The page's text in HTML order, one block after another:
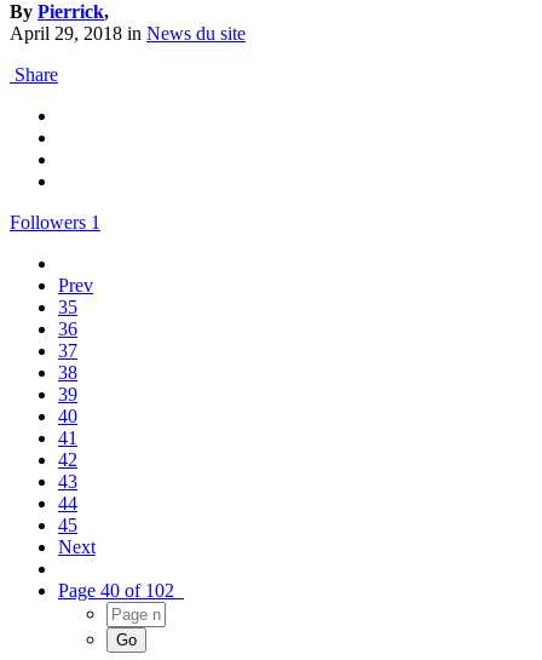
By Pierrick,
April 29, 2018 in News du site
Share
Followers 1
Prev
35
36
37
38
39
40
41
42
43
44
45
Next
Page 40 of 102